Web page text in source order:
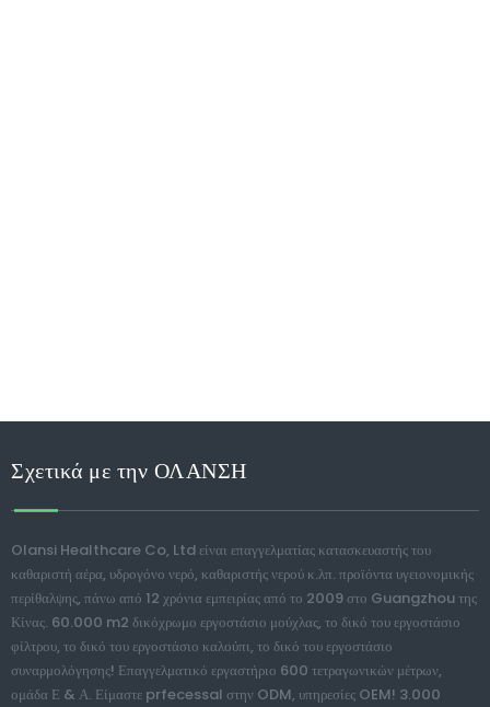
Σχετικά με την ΟΛΑΝΣΗ
Olansi Healthcare Co, Ltd είναι επαγγελματίας κατασκευαστής του
καθαριστή αέρα, υδρογόνο νερό, καθαριστής νερού κ.λπ. προϊόντα υγειονομικής
περίθαλψης, πάνω από 12 χρόνια εμπειρίας από το 2009 στο Guangzhou της
Κίνας. 60.000 m2 δικόχρωμο εργοστάσιο μούχλας, το δικό του εργοστάσιο
φίλτρου, το δικό του εργοστάσιο καλούπι, το δικό του εργοστάσιο
συναρμολόγησης! Επαγγελματικό εργαστήριο 600 τετραγωνικών μέτρων,
ομάδα Ε & Α. Είμαστε prfecessal στην ODM, υπηρεσίες OEM! 3.000